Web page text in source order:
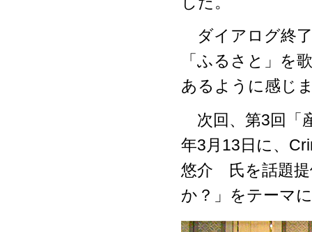
ダイアログ終
「ふるさと」を
あるように感じ
次回、第3回「
年3月13日に、
悠介 氏を話題提
か？」をテーマ